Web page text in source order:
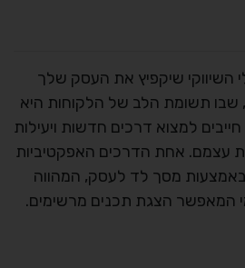
השיווקי שיקפיץ את העסק שלך
שבו תשומת הלב של הלקוחות היא
למצוא דרכים חדשות ויעילות
עצמם. אחת הדרכים האפקטיביות
מסך לד לעסק, המהווה
המאפשר הצגת תכנים מרשימים.